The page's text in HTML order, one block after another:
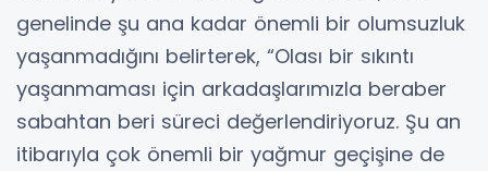
genelinde şu ana kadar önemli bir olumsuzluk
yaşanmadığını belirterek, “Olası bir sıkıntı
yaşanmaması için arkadaşlarımızla beraber
sabahtan beri süreci değerlendiriyoruz. Şu an
itibarıyla çok önemli bir yağmur geçişine de